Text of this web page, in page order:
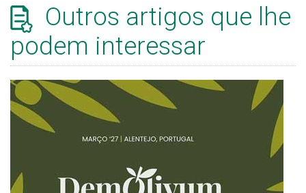
Outros artigos que lhe
podem interessar